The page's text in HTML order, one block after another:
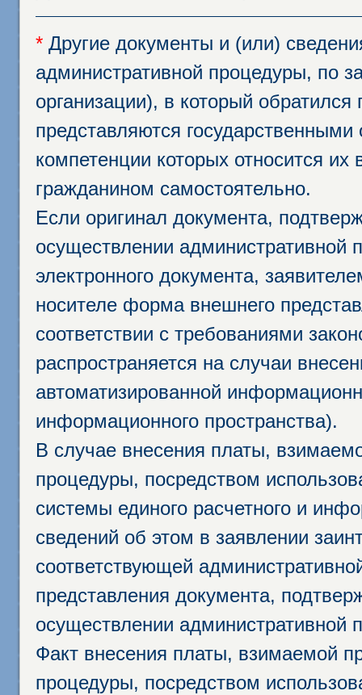
* Другие документы и (или)
административной процедуры, по
организации), в который
представляются
компетенции которых относится
гражданином самостоятельно.
Если оригинал документа,
осуществлении административной
электронного документа,
носителе форма внешнего
соответствии с требованиями
распространяется на случаи
автоматизированной
информационного пространства).
В случае внесения платы,
процедуры, посредством
системы единого расчетного и
сведений об этом в заявлении
соответствующей
представления документа,
осуществлении административной
Факт внесения платы, взимаемой
процедуры, посредством